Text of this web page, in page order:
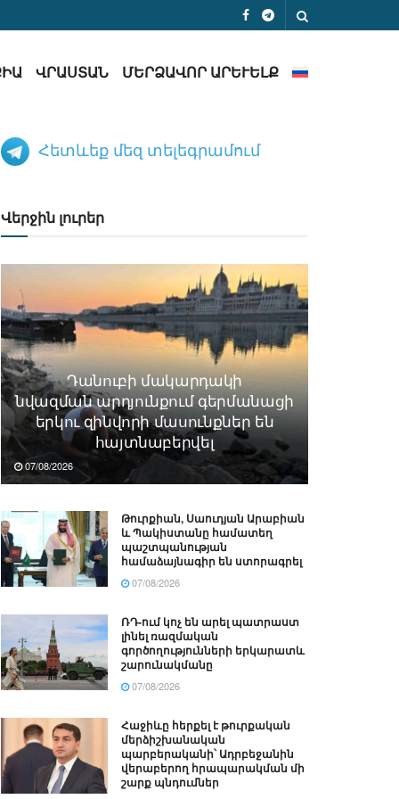
ՎՐԱՍՏԱՆ ՄԵՐՁԱՎՈՐ ԱՐԵՒԵԼՔ
Հետևեք մեզ տելեգրամում
Վերջին լուրեր
Դանուբի մակարդակի
նվազման արդյունքում գերմանացի
երկու զինվորի մասունքներ են
հայտնաբերվել
07/08/2026
Թուրքիան, Սաուդյան Արաբիան
և Պակիստանը համատեղ
պաշտպանության
համաձայնագիր են ստորագրել
07/08/2026
ՌԴ-ում կոչ են արել պատրաստ
լինել ռազմական
գործողությունների երկարատև
շարունակմանը
07/08/2026
Հաջիևը հերքել է թուրքական
մերձիշխանական
պարբերականի՝ Ադրբեջանին
վերաբերող հրապարակման մի
շարք պնդումներ